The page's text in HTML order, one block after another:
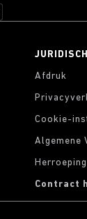
Afdruk
Cookie-
Algemene
Contract